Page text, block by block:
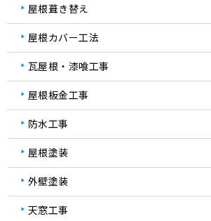
屋根葺き替え
屋根カバー工法
瓦屋根・漆喰工事
屋根板金工事
防水工事
屋根塗装
外壁塗装
天窓工事